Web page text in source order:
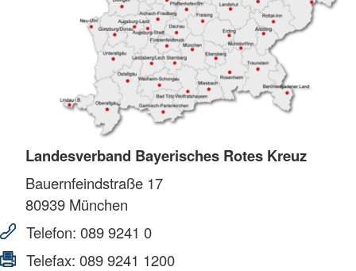
Landesverband Bayerisches Rotes Kreuz
Bauernfeindstraße 17
80939 München
Telefon: 089 9241 0
Telefax: 089 9241 1200